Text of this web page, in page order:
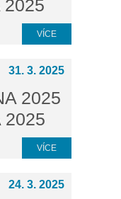
2025
VÍCE
31. 3. 2025
2025
2025
VÍCE
24. 3. 2025